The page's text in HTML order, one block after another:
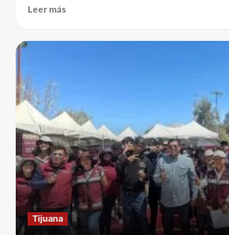
Leer más
Tijuana